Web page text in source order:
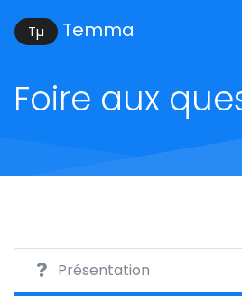
Tµ Temma
Foire aux
Présentation